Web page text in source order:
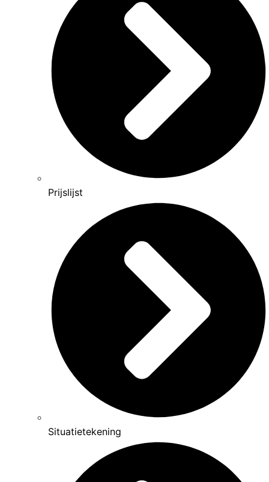
Prijslijst
Situatietekening